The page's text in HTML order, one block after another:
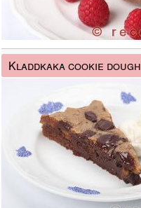
Kladdkaka cookie dough